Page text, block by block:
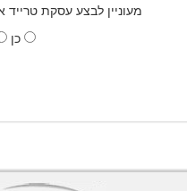
מעוניין לבצע עסקת
כן